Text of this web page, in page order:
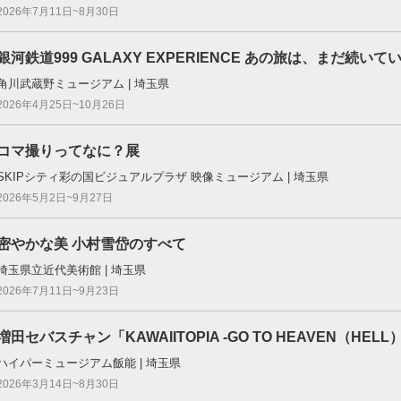
年7月11日~8月30日
河鉄道999 GALAXY EXPERIENCE あの旅は、まだ続いてい
川武蔵野ミュージアム | 埼玉県
年4月25日~10月26日
マ撮りってなに？展
シティ彩の国ビジュアルプラザ 映像ミュージアム | 埼玉県
年5月2日~9月27日
やかな美 小村雪岱のすべて
玉県立近代美術館 | 埼玉県
年7月11日~9月23日
田セバスチャン「KAWAIITOPIA -GO TO HEAVEN（HELL）
イパーミュージアム飯能 | 埼玉県
年3月14日~8月30日